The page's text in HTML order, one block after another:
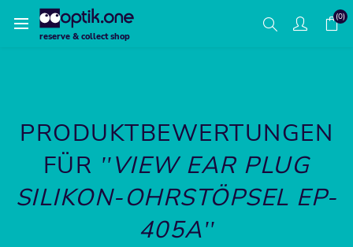
reserve & collect shop
(0)
PRODUKTBEWERTUNGEN
FÜR
VIEW EAR PLUG
SILIKON-OHRSTÖPSEL EP-
405A